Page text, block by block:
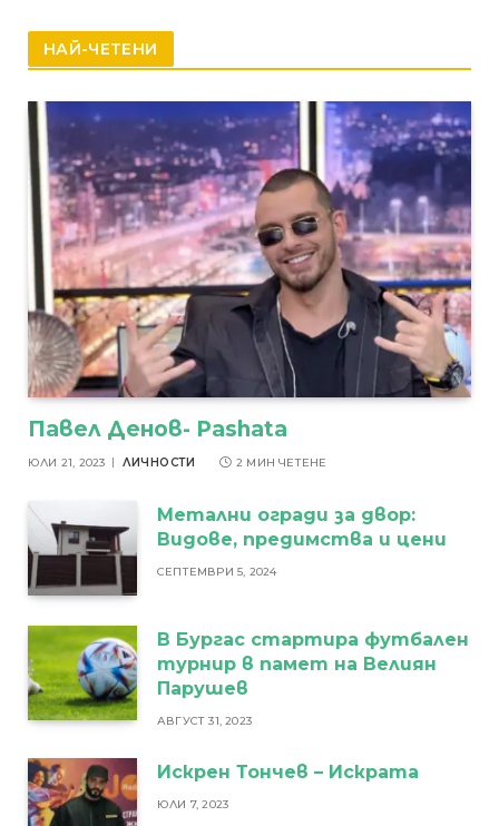
НАЙ-ЧЕТЕНИ
Павел Денов- Pashata
ЮЛИ 21, 2023 ЛИЧНОСТИ 2 МИН ЧЕТЕНЕ
Метални огради за двор:
Видове, предимства и цени
СЕПТЕМВРИ 5, 2024
В Бургас стартира футбален
турнир в памет на Велиян
Парушев
АВГУСТ 31, 2023
Искрен Тончев – Искрата
ЮЛИ 7, 2023